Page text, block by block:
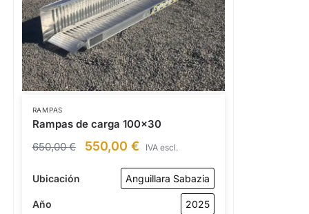
RAMPAS
Rampas de carga 100×30
650,00€ 550,00 € IVA escl.
Ubicación Anguillara Sabazia
Año 2025